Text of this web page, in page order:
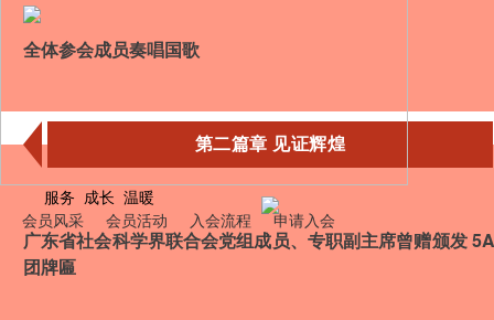
服务 成长 温暖
会员风采
会员活动 入会流程 申请入会
全体参会成员奏唱国歌
第二篇章 见证辉煌
广东省社会科学界联合会党组成员、专职副主席曾赠颁发
团牌匾